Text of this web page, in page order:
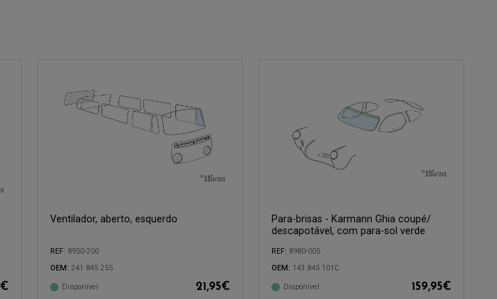
€
Ventilador, aberto, esquerdo
REF: 8950-200
OEM: 241 845 255
Disponível 21,95€
Compatível com:
Para-brisas - Karmann Ghia coupé/
descapotável, com para-sol verde
REF: 8980-005
OEM: 143 845 101C
Disponível 159,95€
Compatível com: